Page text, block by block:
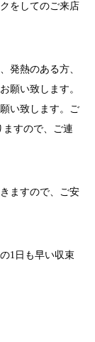
をしてのご来店
発熱のある方、
願い致します。
い致します。ご
ますので、ご連
ますので、ご安
1 日も早い収束